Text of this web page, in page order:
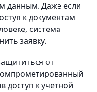
данным. Даже если
к документам
система
заявку.
от
доступ к учетной